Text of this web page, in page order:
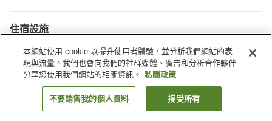
住宿設施
酒吧 居酒屋區
主頁 日本 兵庫縣 姬路 姫路一青年旅館
找客房
本網站使用 cookie 以提升使用者體驗，並分析我們網站的表
現與流量。我們也會向我們的社群媒體、廣告和分析合作夥伴
分享您使用我們網站的相關資訊。
私隱政策
不要銷售我的個人資料 接受所有